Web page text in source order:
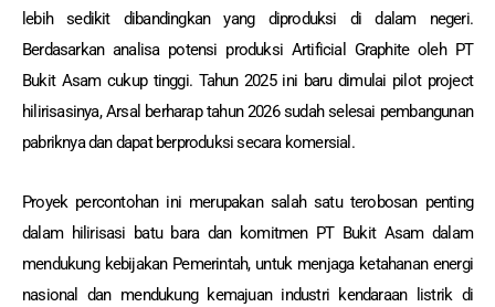
lebih sedikit dibandingkan yang diproduksi di dalam negeri.
Berdasarkan analisa potensi produksi Artificial Graphite oleh PT
Bukit Asam cukup tinggi. Tahun 2025 ini baru dimulai pilot project
hilirisasinya, Arsal berharap tahun 2026 sudah selesai pembangunan
pabriknya dan dapat berproduksi secara komersial.
Proyek percontohan ini merupakan salah satu terobosan penting
dalam hilirisasi batu bara dan komitmen PT Bukit Asam dalam
mendukung kebijakan Pemerintah, untuk menjaga ketahanan energi
nasional dan mendukung kemajuan industri kendaraan listrik di